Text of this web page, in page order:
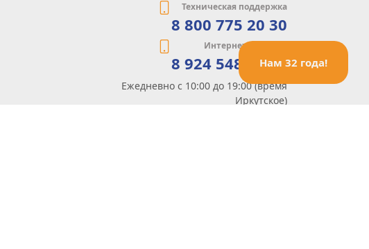
Нам 32 года!
Техническая поддержка
8 800 775 20 30
Интернет-магазин
8 924 548 85 07
Ежедневно с 10:00 до 19:00 (время
Иркутское)